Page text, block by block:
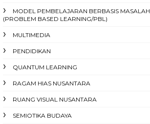
MODEL PEMBELAJARAN BERBASIS MASALAH
(PROBLEM BASED LEARNING/PBL)
MULTIMEDIA
PENDIDIKAN
QUANTUM LEARNING
RAGAM HIAS NUSANTARA
RUANG VISUAL NUSANTARA
SEMIOTIKA BUDAYA